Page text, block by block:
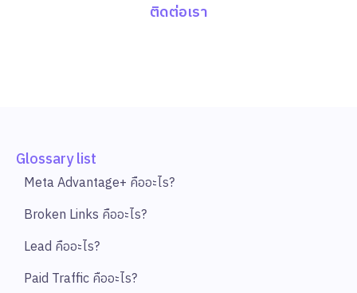
Glossary list
Meta Advantage+ คืออะไร?
Broken Links คืออะไร?
Lead คืออะไร?
Paid Traffic คืออะไร?
ติดต่อเรา